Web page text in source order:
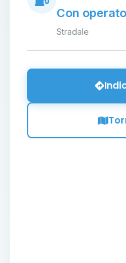
Con
Stradale